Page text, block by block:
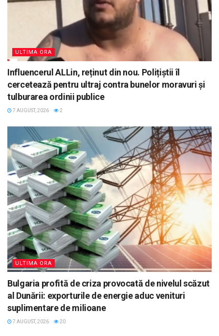
ULTIMA ORA
Influencerul ALLin, reținut din nou. Polițiștii îl
cercetează pentru ultraj contra bunelor moravuri și
tulburarea ordinii publice
7 AUGUST, 2026 2
ULTIMA ORA
Bulgaria profită de criza provocată de nivelul scăzut
al Dunării: exporturile de energie aduc venituri
suplimentare de milioane
7 AUGUST, 2026 20